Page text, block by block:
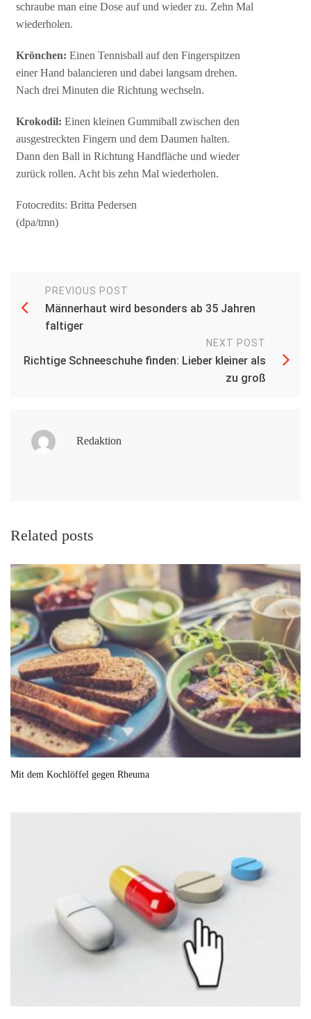
schraube man eine Dose auf und wieder zu. Zehn Mal
wiederholen.
Krönchen: Einen Tennisball auf den Fingerspitzen
einer Hand balancieren und dabei langsam drehen.
Nach drei Minuten die Richtung wechseln.
Krokodil: Einen kleinen Gummiball zwischen den
ausgestreckten Fingern und dem Daumen halten.
Dann den Ball in Richtung Handfläche und wieder
zurück rollen. Acht bis zehn Mal wiederholen.
Fotocredits: Britta Pedersen
(dpa/tmn)
PREVIOUS POST
Männerhaut wird besonders ab 35 Jahren
faltiger
NEXT POST
Richtige Schneeschuhe finden: Lieber kleiner als
zu groß
Redaktion
Related posts
Mit dem Kochlöffel gegen Rheuma